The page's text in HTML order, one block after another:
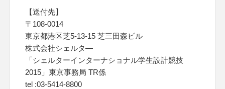
【送付先】
〒108-0014
東京都港区芝5-13-15 芝三田森ビル
株式会社シェルタ―
「シェルターインターナショナル学生設計競技
2015」東京事務局 TR係
tel :03-5414-8800